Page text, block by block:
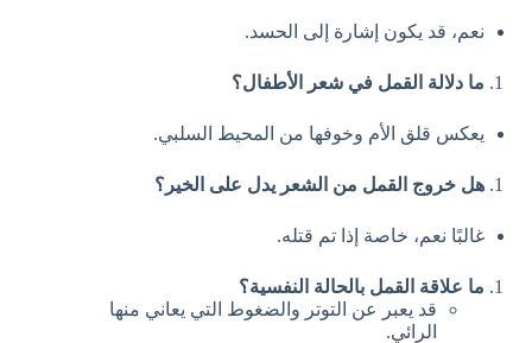
نعم، قد يكون إشارة إلى الحسد.
ما دلالة القمل في شعر الأطفال؟
يعكس قلق الأم وخوفها من المحيط السلبي.
هل خروج القمل من الشعر يدل على الخير؟
غالبًا نعم، خاصة إذا تم قتله.
ما علاقة القمل بالحالة النفسية؟
قد يعبر عن التوتر والضغوط التي يعاني منها
الرائي.